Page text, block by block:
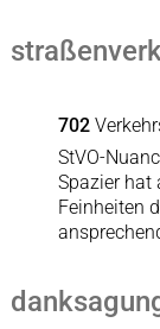
702
StVO-
Spazier hat
Feinheiten